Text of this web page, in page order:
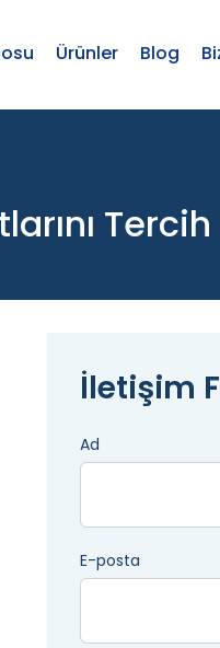
Ürünler Blog
İletişim
Ad
E-posta